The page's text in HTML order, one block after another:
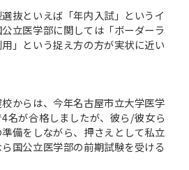
抜といえば「年内入試」というイ
立医学部に関しては「ボーダーラ
」という捉え方の方が実状に近い
からは、今年名古屋市立大学医学
名が合格しましたが、彼ら/彼女ら
備をしながら、押さえとして私立
国公立医学部の前期試験を受ける